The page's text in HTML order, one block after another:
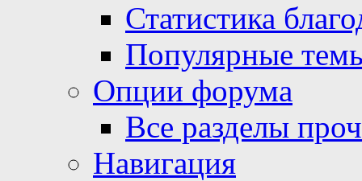
Статистика
Популярные
Опции форума
Все разделы
Навигация